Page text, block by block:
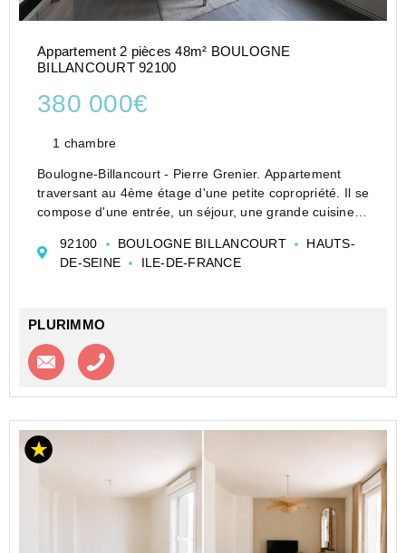
Appartement 2 pièces 48m² BOULOGNE
BILLANCOURT 92100
380 000€
1 chambre
Boulogne-Billancourt - Pierre Grenier. Appartement
traversant au 4ème étage d'une petite copropriété. Il se
compose d'une entrée, un séjour, une grande cuisine
un dressing. Calme et lumineux vue d...
92100 BOULOGNE BILLANCOURT
HAUTS-
DE-SEINE
ILE-DE-FRANCE
PLURIMMO
Contacter l'agence